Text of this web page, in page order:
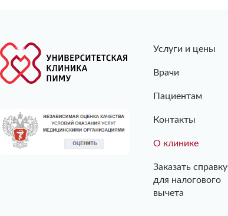
Услуги и цены
Врачи
Пациентам
Контакты
О клинике
Заказать справку
для налогового
вычета